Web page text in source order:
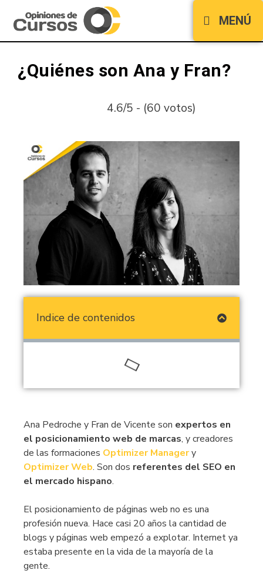
MENÚ
¿Quiénes son Ana y Fran?
4.6/5 - (60 votos)
Indice de contenidos
Ana Pedroche y Fran de Vicente son expertos en
el posicionamiento web de marcas, y creadores
de las formaciones Optimizer Managery
Optimizer Web. Son dos referentes del SEO en
el mercado hispano.
El posicionamiento de páginas web no es una
profesión nueva. Hace casi 20 años la cantidad de
blogs y páginas web empezó a explotar. Internet ya
estaba presente en la vida de la mayoría de la
gente.